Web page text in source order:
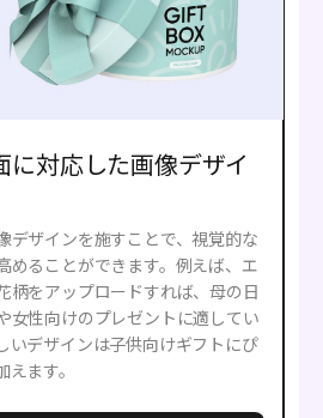
に対応した画像デザイ
デザインを施すことで、視覚的な
めることができます。例えば、エ
柄をアップロードすれば、母の日
女性向けのプレゼントに適してい
いデザインは子供向けギフトにぴ
ます。